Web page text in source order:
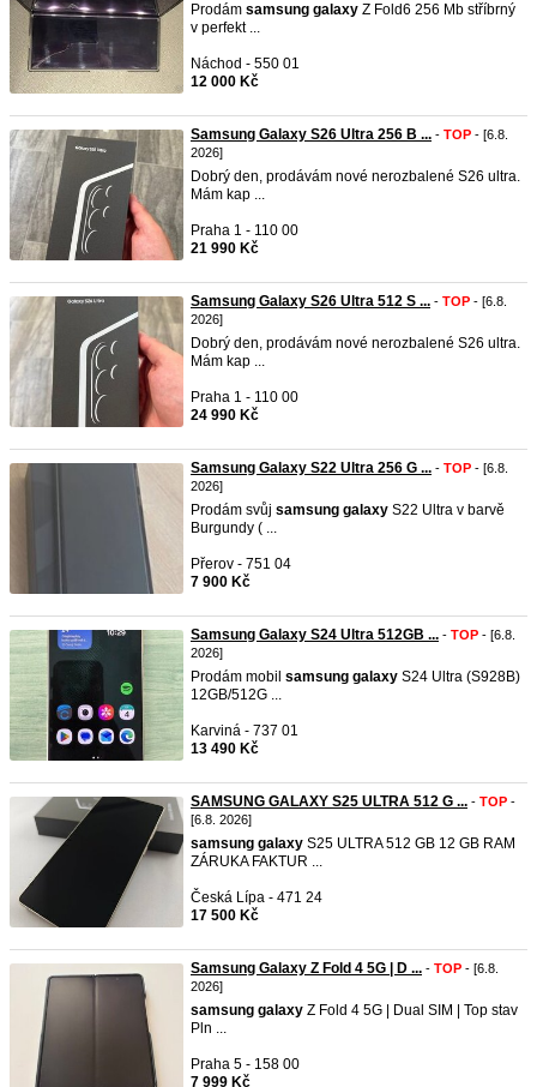
Prodám samsung galaxy Z Fold6 256 Mb stříbrný
v perfekt ...
Náchod - 550 01
12 000 Kč
Samsung Galaxy S26 Ultra 256 B ... - TOP - [6.8.
2026]
Dobrý den, prodávám nové nerozbalené S26 ultra.
Mám kap ...
Praha 1 - 110 00
21 990 Kč
Samsung Galaxy S26 Ultra 512 S ... - TOP - [6.8.
2026]
Dobrý den, prodávám nové nerozbalené S26 ultra.
Mám kap ...
Praha 1 - 110 00
24 990 Kč
Samsung Galaxy S22 Ultra 256 G ... - TOP - [6.8.
2026]
Prodám svůj samsung galaxy S22 Ultra v barvě
Burgundy ( ...
Přerov - 751 04
7 900 Kč
Samsung Galaxy S24 Ultra 512GB ... - TOP - [6.8.
2026]
Prodám mobil samsung galaxy S24 Ultra (S928B)
12GB/512G ...
Karviná - 737 01
13 490 Kč
SAMSUNG GALAXY S25 ULTRA 512 G ... - TOP -
[6.8. 2026]
samsung galaxy S25 ULTRA 512 GB 12 GB RAM
ZÁRUKA FAKTUR ...
Česká Lípa - 471 24
17 500 Kč
Samsung Galaxy Z Fold 4 5G | D ... - TOP - [6.8.
2026]
samsung galaxy Z Fold 4 5G | Dual SIM | Top stav
Pln ...
Praha 5 - 158 00
7 999 Kč